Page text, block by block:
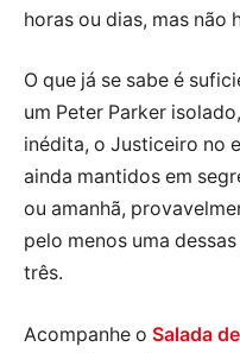
horas ou dias, mas não
O que já se sabe é
um Peter Parker
inédita, o Justiceiro no
ainda mantidos em
ou amanhã,
pelo menos uma
três.
Acompanhe o Salada